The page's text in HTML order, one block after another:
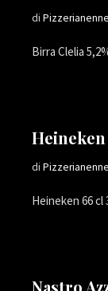
di Pizzerianenne
Birra Clelia
di Pizzerianenne
Heineken 66 cl
Nastro